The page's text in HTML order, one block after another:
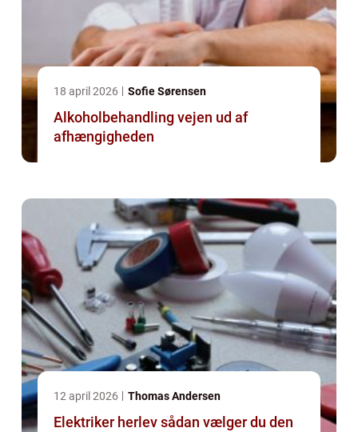
18 april 2026 Sofie Sørensen
Alkoholbehandling vejen ud af
afhængigheden
12 april 2026 Thomas Andersen
Elektriker herlev sådan vælger du den